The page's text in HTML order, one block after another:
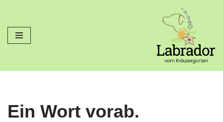
Zum
Inhalt
Ein Wort vorab.